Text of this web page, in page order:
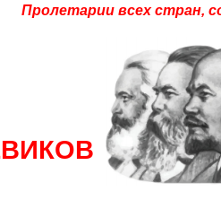
Пролетарии всех стран,